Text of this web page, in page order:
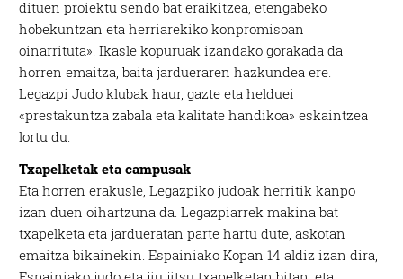
dituen proiektu sendo bat eraikitzea, etengabeko
hobekuntzan eta herriarekiko konpromisoan
oinarrituta». Ikasle kopuruak izandako gorakada da
horren emaitza, baita jardueraren hazkundea ere.
Legazpi Judo klubak haur, gazte eta helduei
«prestakuntza zabala eta kalitate handikoa» eskaintzea
lortu du.
Txapelketak eta campusak
Eta horren erakusle, Legazpiko judoak herritik kanpo
izan duen oihartzuna da. Legazpiarrek makina bat
txapelketa eta jardueratan parte hartu dute, askotan
emaitza bikainekin. Espainiako Kopan 14 aldiz izan dira,